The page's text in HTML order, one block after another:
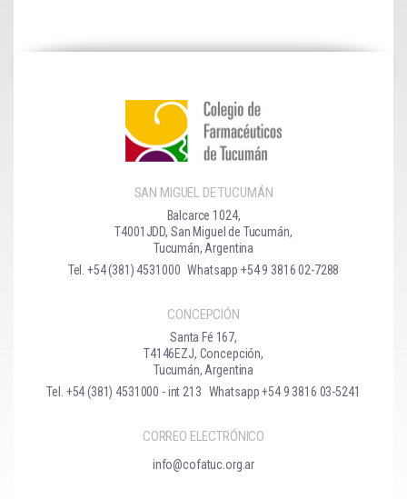
SAN MIGUEL DE TUCUMÁN
Balcarce 1024,
T4001JDD, San Miguel de Tucumán,
Tucumán, Argentina
Tel. +54 (381) 4531000 Whatsapp +54 9 3816 02-7288
CONCEPCIÓN
Santa Fé 167,
T4146EZJ, Concepción,
Tucumán, Argentina
Tel. +54 (381) 4531000 - int 213 Whatsapp +54 9 3816 03-5241
CORREO ELECTRÓNICO
info@cofatuc.org.ar